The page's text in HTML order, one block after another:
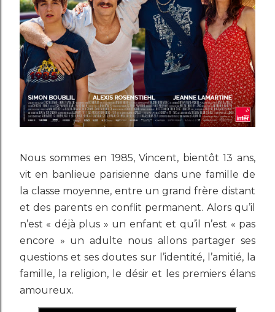
Nous sommes en 1985, Vincent, bientôt 13 ans,
vit en banlieue parisienne dans une famille de
la classe moyenne, entre un grand frère distant
et des parents en conflit permanent. Alors qu’il
n’est « déjà plus » un enfant et qu’il n’est « pas
encore » un adulte nous allons partager ses
questions et ses doutes sur l’identité, l’amitié, la
famille, la religion, le désir et les premiers élans
amoureux.